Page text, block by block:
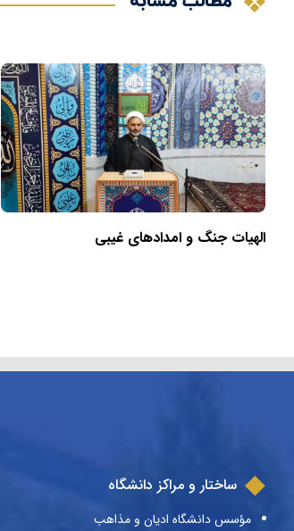
الهیات جنگ و امدادهای غیبی
ساختار و مراکز دانشگاه
مؤسس دانشگاه ادیان و مذاهب